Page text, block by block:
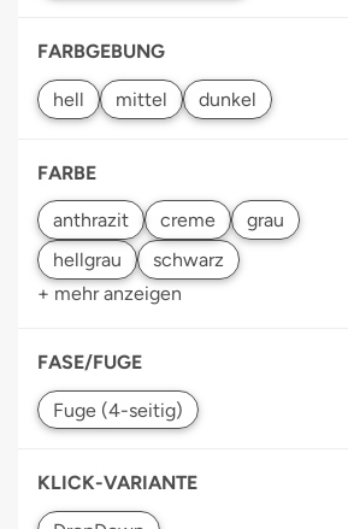
FARBGEBUNG
FARBE
+ mehr anzeigen
FASE/FUGE
KLICK-VARIANTE